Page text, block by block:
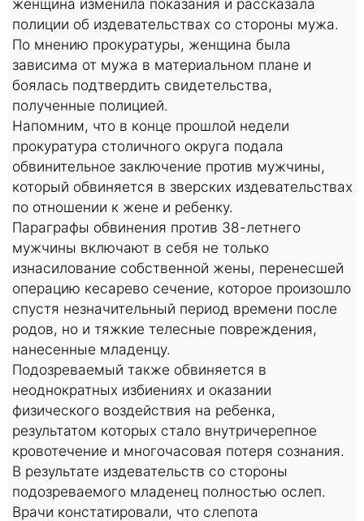
полиции об издевательствах со стороны мужа.
По мнению прокуратуры, женщина была
зависима от мужа в материальном плане и
боялась подтвердить свидетельства,
полученные полицией.
Напомним, что в конце прошлой недели
прокуратура столичного округа подала
обвинительное заключение против мужчины,
который обвиняется в зверских издевательствах
по отношении к жене и ребенку.
Параграфы обвинения против 38-летнего
мужчины включают в себя не только
изнасилование собственной жены, перенесшей
операцию кесарево сечение, которое произошло
спустя незначительный период времени после
родов, но и тяжкие телесные повреждения,
нанесенные младенцу.
Подозреваемый также обвиняется в
неоднократных избиениях и оказании
физического воздействия на ребенка,
результатом которых стало внутричерепное
кровотечение и многочасовая потеря сознания.
В результате издевательств со стороны
подозреваемого младенец полностью ослеп.
Врачи констатировали, что слепота